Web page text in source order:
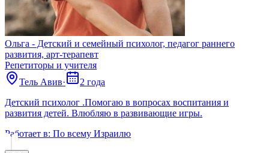
Ольга - Детский и семейный психолог, педагог раннего
развития, арт-терапевт
Репетиторы и учителя
Тель Авив·
2 года
Детский психолог .Помогаю в вопросах воспитания и
развития детей. Влюбляю в развивающие игры.
Работает в: По всему Израилю